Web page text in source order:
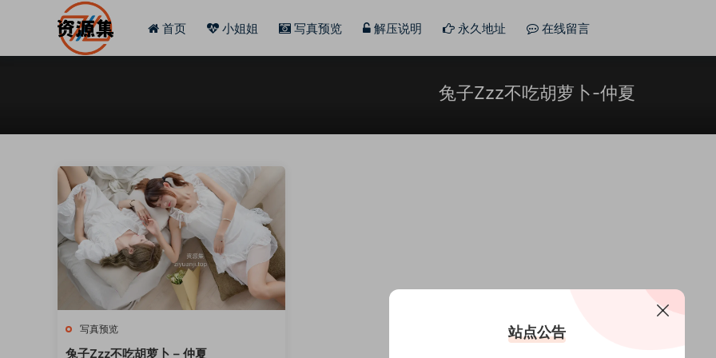
首页 小姐姐 写真预览 解压说明 永久地址 在线留言
兔子Zzz不吃胡萝卜-仲夏
写真预览
兔子Zzz不吃胡萝卜 – 仲夏
站点公告